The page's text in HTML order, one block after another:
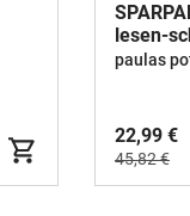
lesen-
paulas
22,99 €
45,82 €